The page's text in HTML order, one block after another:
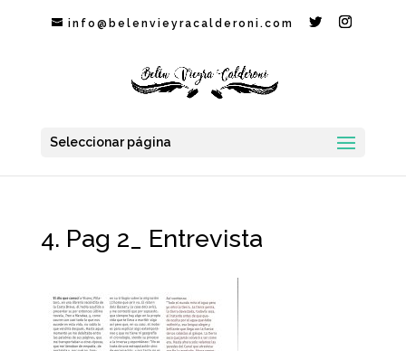
info@belenvieyracalderoni.com
Seleccionar página
4. Pag 2_ Entrevista